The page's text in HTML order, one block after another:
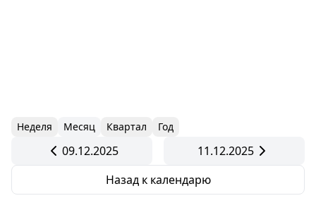
Неделя Месяц Квартал Год
09.12.2025
11.12.2025
Назад к календарю